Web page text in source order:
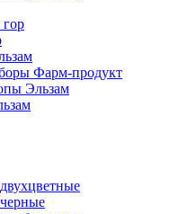
гор
Фарм-продукт
Эльзам